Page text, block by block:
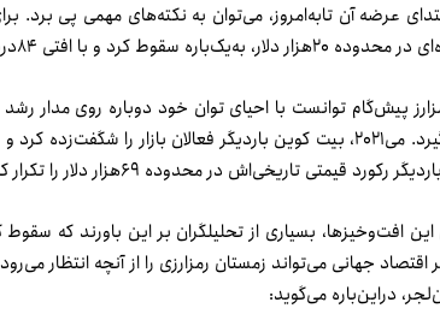
کرد و با افتی ۸۴‌درصدی به کف ۳‌هزار دلار هم رسید.
قیمتی تاریخی‌اش در محدوده ۶۹هزار دلار را تکرار کند.
افت‌وخیزها، بسیاری از تحلیلگران بر این باورند که
در‌این‌باره می‌گوید: